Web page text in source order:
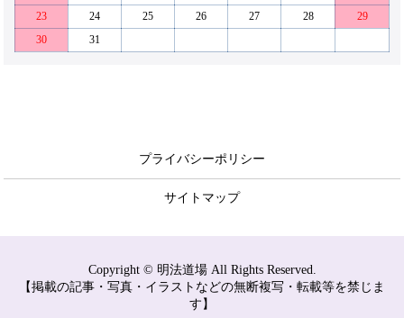
23
24 25 26 27 28
29
30
31
プライバシーポリシー
サイトマップ
Copyright © 明法道場 All Rights Reserved.
【掲載の記事・写真・イラストなどの無断複写・転載等を禁じま
す】